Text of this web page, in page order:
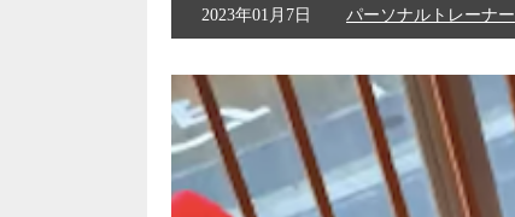
2023年01月7日 パーソナルトレーナー
画
プ
レ
ー
ヤ